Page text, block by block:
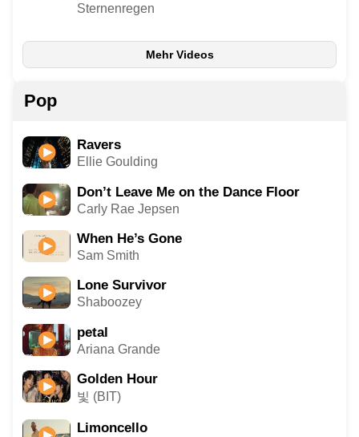
Sternenregen
Mehr Videos
Pop
Ravers
Ellie Goulding
Don’t Leave Me on the Dance Floor
Carly Rae Jepsen
When He’s Gone
Sam Smith
Lone Survivor
Shaboozey
petal
Ariana Grande
Golden Hour
빛 (BIT)
Limoncello